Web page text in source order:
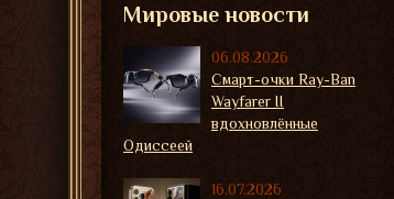
Мировые новости
06.08.2026
Смарт-очки Ray-Ban
Wayfarer II
вдохновлённые
Одиссеей
16.07.2026